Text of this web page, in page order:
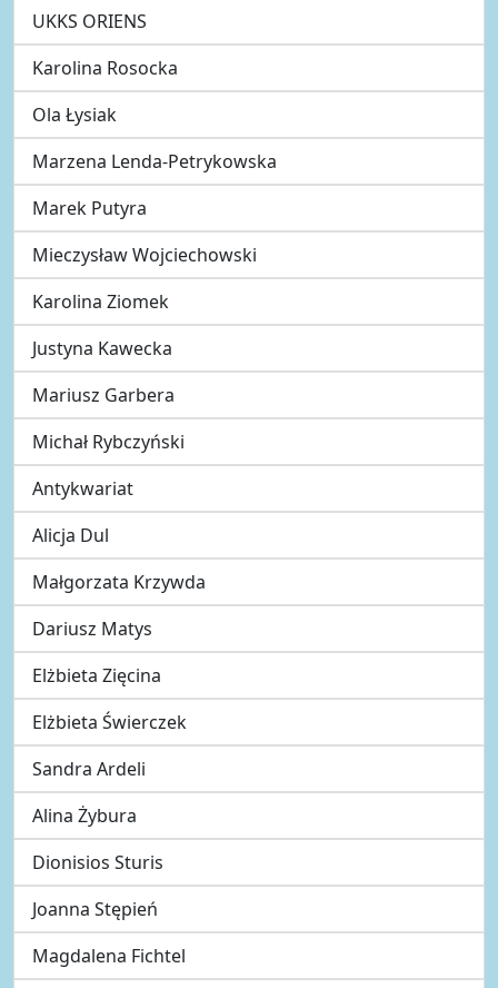
UKKS ORIENS
Karolina Rosocka
Ola Łysiak
Marzena Lenda-Petrykowska
Marek Putyra
Mieczysław Wojciechowski
Karolina Ziomek
Justyna Kawecka
Mariusz Garbera
Michał Rybczyński
Antykwariat
Alicja Dul
Małgorzata Krzywda
Dariusz Matys
Elżbieta Zięcina
Elżbieta Świerczek
Sandra Ardeli
Alina Żybura
Dionisios Sturis
Joanna Stępień
Magdalena Fichtel